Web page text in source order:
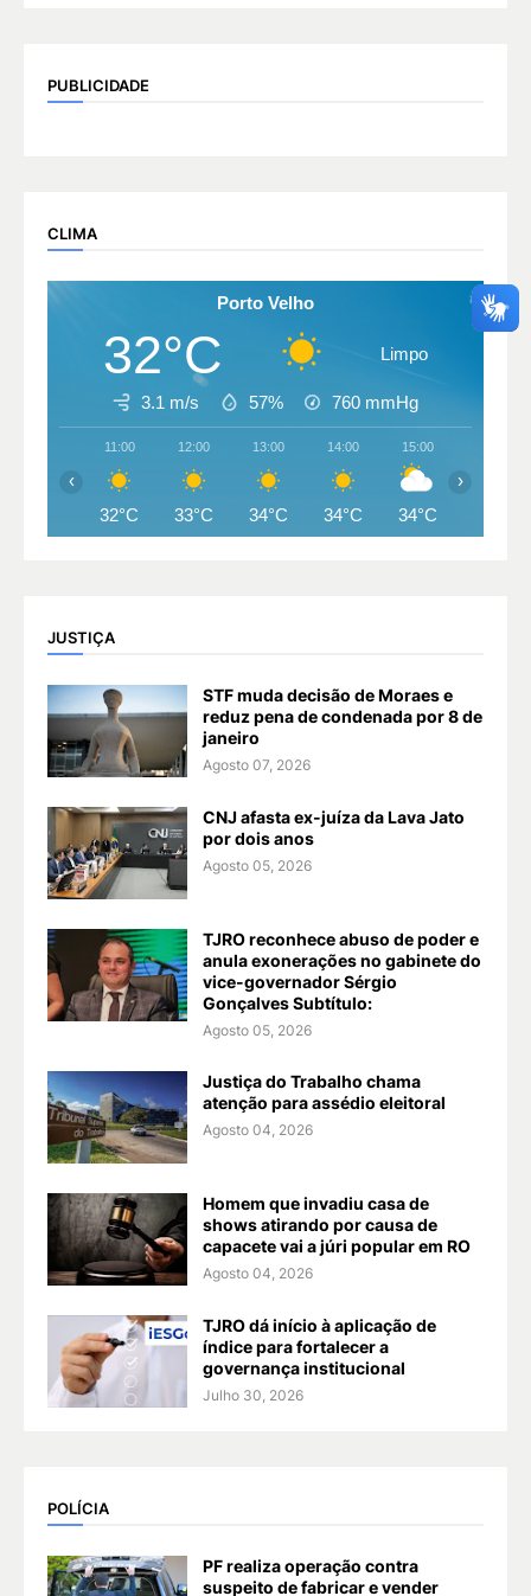
PUBLICIDADE
CLIMA
Porto Velho
32°C Limpo
3.1 m/s 57% 760 mmHg
11:00
32°C
12:00
33°C
13:00
34°C
14:00
34°C
15:00
34°C
‹ ›
JUSTIÇA
STF muda decisão de Moraes e
reduz pena de condenada por 8 de
janeiro
Agosto 07, 2026
CNJ afasta ex-juíza da Lava Jato
por dois anos
Agosto 05, 2026
TJRO reconhece abuso de poder e
anula exonerações no gabinete do
vice-governador Sérgio
Gonçalves Subtítulo:
Agosto 05, 2026
Justiça do Trabalho chama
atenção para assédio eleitoral
Agosto 04, 2026
Homem que invadiu casa de
shows atirando por causa de
capacete vai a júri popular em RO
Agosto 04, 2026
TJRO dá início à aplicação de
índice para fortalecer a
governança institucional
Julho 30, 2026
POLÍCIA
PF realiza operação contra
suspeito de fabricar e vender